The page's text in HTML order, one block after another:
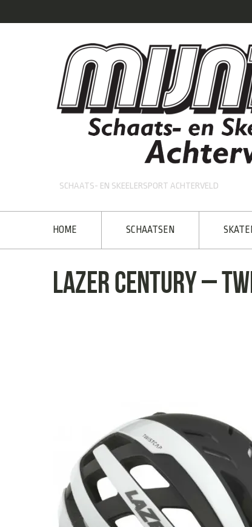
SCHAATS- EN SKEELERSPORT ACHTERVELD
HOME SCHAATSEN
Lazer CENTURY –